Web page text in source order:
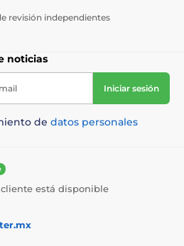
revisión independientes
noticias
Iniciar sesión
de datos personales
está disponible